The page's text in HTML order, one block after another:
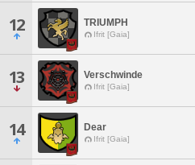
12 TRIUMPH
Ifrit [Gaia]
13 Verschwinde
Ifrit [Gaia]
14 Dear
Ifrit [Gaia]